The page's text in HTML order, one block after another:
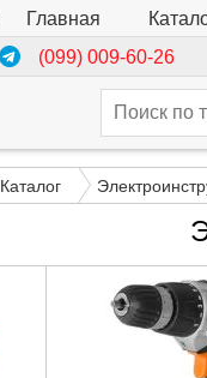
Главная
(099) 009-60-26
Каталог